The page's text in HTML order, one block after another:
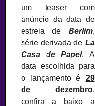
um teaser com
anúncio da data de
estreia de Berlim,
série derivada de La
Casa de Papel. A
data escolhida para
o lançamento é 29
de dezembro,
confira a baixo a